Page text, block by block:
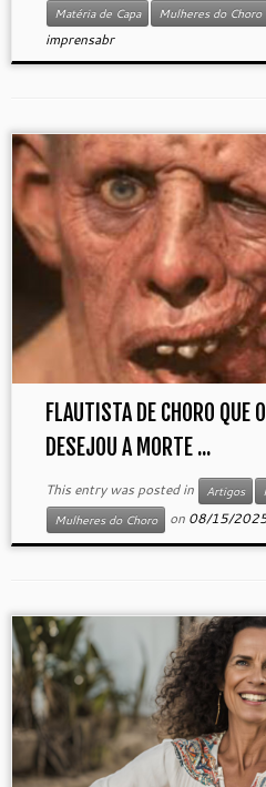
Matéria de Capa
Mulheres do Choro
imprensabr
FLAUTISTA DE CHORO QUE
DESEJOU A MORTE ...
This entry was posted in Artigos
Mulheres do Choro
on 08/15/